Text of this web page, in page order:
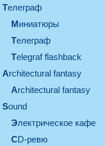
телеграф
миниатюры
телеграф
Telegraf flashback
architectural fantasy
architectural fantasy
sound
электрическое кафе
CD-ревю